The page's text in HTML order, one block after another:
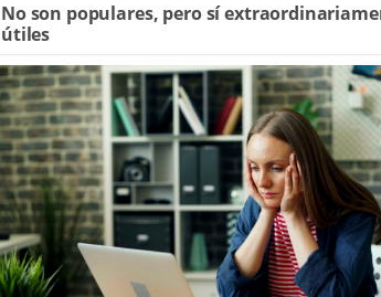
No son populares, pero sí
útiles